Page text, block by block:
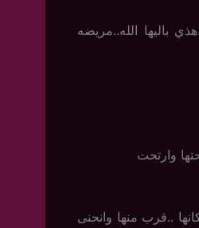
باليها الله..مريضه
وارتحت
..قرب منها وانحنى